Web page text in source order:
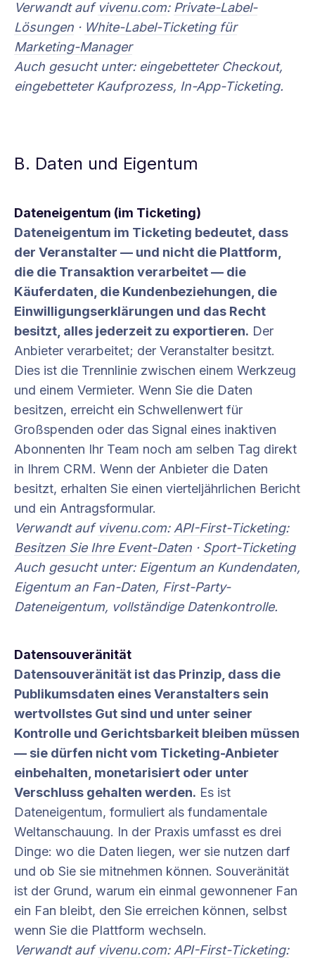
Verwandt auf vivenu.com: Private-Label-
Lösungen · White-Label-Ticketing für
Marketing-Manager
Auch gesucht unter: eingebetteter Checkout,
eingebetteter Kaufprozess, In-App-Ticketing.
B. Daten und Eigentum
Dateneigentum (im Ticketing)
Dateneigentum im Ticketing bedeutet, dass
der Veranstalter — und nicht die Plattform,
die die Transaktion verarbeitet — die
Käuferdaten, die Kundenbeziehungen, die
Einwilligungserklärungen und das Recht
besitzt, alles jederzeit zu exportieren. Der
Anbieter verarbeitet; der Veranstalter besitzt.
Dies ist die Trennlinie zwischen einem Werkzeug
und einem Vermieter. Wenn Sie die Daten
besitzen, erreicht ein Schwellenwert für
Großspenden oder das Signal eines inaktiven
Abonnenten Ihr Team noch am selben Tag direkt
in Ihrem CRM. Wenn der Anbieter die Daten
besitzt, erhalten Sie einen vierteljährlichen Bericht
und ein Antragsformular.
Verwandt auf vivenu.com: API-First-Ticketing:
Besitzen Sie Ihre Event-Daten · Sport-Ticketing
Auch gesucht unter: Eigentum an Kundendaten,
Eigentum an Fan-Daten, First-Party-
Dateneigentum, vollständige Datenkontrolle.
Datensouveränität
Datensouveränität ist das Prinzip, dass die
Publikumsdaten eines Veranstalters sein
wertvollstes Gut sind und unter seiner
Kontrolle und Gerichtsbarkeit bleiben müssen
— sie dürfen nicht vom Ticketing-Anbieter
einbehalten, monetarisiert oder unter
Verschluss gehalten werden. Es ist
Dateneigentum, formuliert als fundamentale
Weltanschauung. In der Praxis umfasst es drei
Dinge: wo die Daten liegen, wer sie nutzen darf
und ob Sie sie mitnehmen können. Souveränität
ist der Grund, warum ein einmal gewonnener Fan
ein Fan bleibt, den Sie erreichen können, selbst
wenn Sie die Plattform wechseln.
Verwandt auf vivenu.com: API-First-Ticketing: